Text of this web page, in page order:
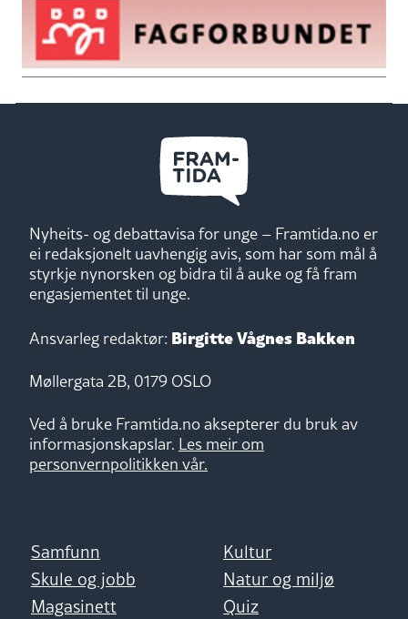
Nyheits- og debattavisa for unge – Framtida.no er
ei redaksjonelt uavhengig avis, som har som mål å
styrkje nynorsken og bidra til å auke og få fram
engasjementet til unge.
Ansvarleg redaktør: Birgitte Vågnes Bakken
Møllergata 2B, 0179 OSLO
Ved å bruke Framtida.no aksepterer du bruk av
informasjonskapslar. Les meir om
personvernpolitikken vår.
Samfunn
Kultur
Skule og jobb
Natur og miljø
Magasinett
Quiz